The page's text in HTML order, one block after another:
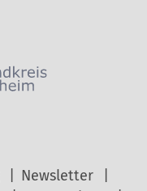
Newsletter